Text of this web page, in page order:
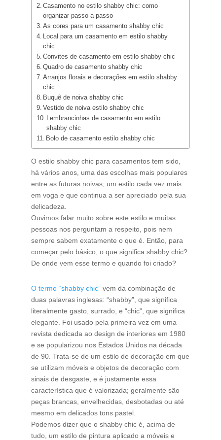
Casamento no estilo shabby chic: como
organizar passo a passo
As cores para um casamento shabby chic
Local para um casamento em estilo shabby
chic
Convites de casamento em estilo shabby chic
Quadro de casamento shabby chic
Arranjos florais e decorações em estilo shabby
chic
Buquê de noiva shabby chic
Vestido de noiva estilo shabby chic
Lembrancinhas de casamento em estilo
shabby chic
Bolo de casamento estilo shabby chic
O estilo shabby chic para casamentos tem sido,
há vários anos, uma das escolhas mais populares
entre as futuras noivas; um estilo cada vez mais
em voga e que continua a ser apreciado pela sua
delicadeza.
Ouvimos falar muito sobre este estilo e muitas
pessoas nos perguntam a respeito, pois nem
sempre sabem exatamente o que é. Então, para
começar pelo básico, o que significa shabby chic?
De onde vem esse termo e quando foi criado?
O termo “shabby chic”vem da combinação de
duas palavras inglesas: “shabby”, que significa
literalmente gasto, surrado, e “chic”, que significa
elegante. Foi usado pela primeira vez em uma
revista dedicada ao design de interiores em 1980
e se popularizou nos Estados Unidos na década
de 90. Trata-se de um estilo de decoração em que
se utilizam móveis e objetos de decoração com
sinais de desgaste, e é justamente essa
característica que é valorizada; geralmente são
peças brancas, envelhecidas, desbotadas ou até
mesmo em delicados tons pastel.
Podemos dizer que o shabby chic é, acima de
tudo, um estilo de pintura aplicado a móveis e